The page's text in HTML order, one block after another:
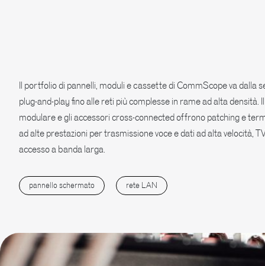
Il portfolio di pannelli, moduli e cassette di CommScope va dalla
plug-and-play fino alle reti più complesse in rame ad alta densità.
modulare e gli accessori cross-connected offrono patching e
ad alte prestazioni per trasmissione voce e dati ad alta velocità,
accesso a banda larga.
pannello schermato rete LAN